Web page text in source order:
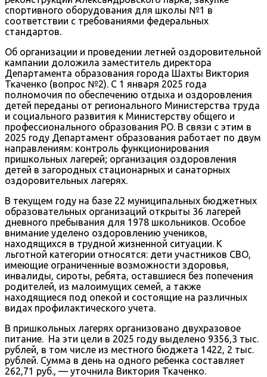
спортивного оборудования для школы №1 в
соответствии с требованиями федеральных
стандартов.
Об организации и проведении летней оздоровительной
кампании доложила заместитель директора
Департамента образования города Шахты Виктория
Ткаченко (вопрос №2). С 1 января 2025 года
полномочия по обеспечению отдыха и оздоровления
детей переданы от регионального Министерства труда
и социального развития к Министерству общего и
профессионального образования РО. В связи с этим в
2025 году Департамент образования работает по двум
направлениям: контроль функционирования
пришкольных лагерей; организация оздоровления
детей в загородных стационарных и санаторных
оздоровительных лагерях.
В текущем году на базе 22 муниципальных бюджетных
образовательных организаций открыты 36 лагерей
дневного пребывания для 1978 школьников. Особое
внимание уделено оздоровлению учеников,
находящихся в трудной жизненной ситуации. К
льготной категории относятся: дети участников СВО,
имеющие ограниченные возможности здоровья,
инвалиды, сироты, ребята, оставшиеся без попечения
родителей, из малоимущих семей, а также
находящиеся под опекой и состоящие на различных
видах профилактического учета.
В пришкольных лагерях организовано двухразовое
питание. На эти цели в 2025 году выделено 9356,3 тыс.
рублей, в том числе из местного бюджета 1422, 2 тыс.
рублей. Сумма в день на одного ребенка составляет
262,71 руб., — уточнила Виктория Ткаченко.